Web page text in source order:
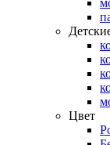
Цвет